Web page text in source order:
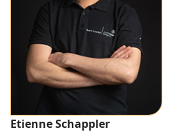
Etienne Schappler